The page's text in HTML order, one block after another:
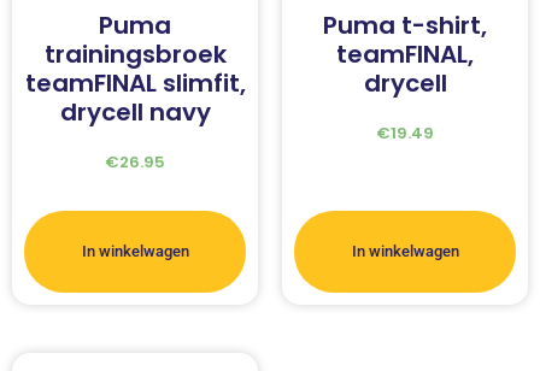
Puma
trainingsbroek
teamFINAL slimfit,
drycell navy
€26.95
In winkelwagen
Puma t-shirt,
teamFINAL,
drycell
€19.49
In winkelwagen